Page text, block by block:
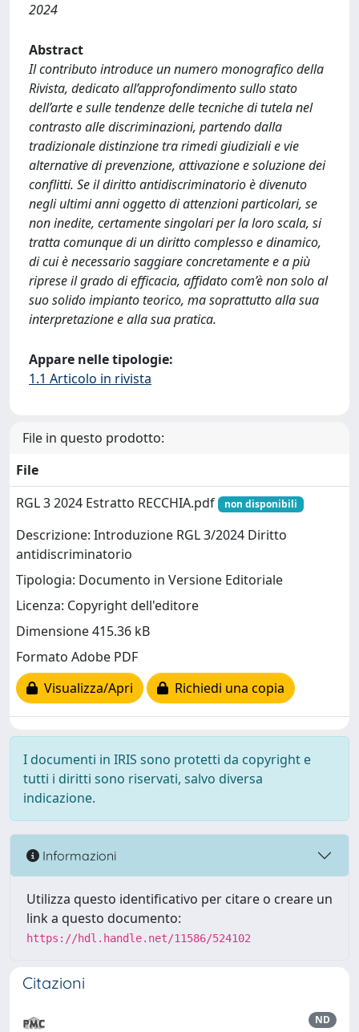
2024
Abstract
Il contributo introduce un numero monografico della
Rivista, dedicato all’approfondimento sullo stato
dell’arte e sulle tendenze delle tecniche di tutela nel
contrasto alle discriminazioni, partendo dalla
tradizionale distinzione tra rimedi giudiziali e vie
alternative di prevenzione, attivazione e soluzione dei
conflitti. Se il diritto antidiscriminatorio è divenuto
negli ultimi anni oggetto di attenzioni particolari, se
non inedite, certamente singolari per la loro scala, si
tratta comunque di un diritto complesso e dinamico,
di cui è necessario saggiare concretamente e a più
riprese il grado di efficacia, affidato com’è non solo al
suo solido impianto teorico, ma soprattutto alla sua
interpretazione e alla sua pratica.
Appare nelle tipologie:
1.1 Articolo in rivista
File in questo prodotto:
File
RGL 3 2024 Estratto RECCHIA.pdf
non disponibili
Descrizione: Introduzione RGL 3/2024 Diritto
antidiscriminatorio
Tipologia: Documento in Versione Editoriale
Licenza: Copyright dell'editore
Dimensione 415.36 kB
Formato Adobe PDF
Visualizza/Apri
Richiedi una copia
I documenti in IRIS sono protetti da copyright e
tutti i diritti sono riservati, salvo diversa
indicazione.
Informazioni
Utilizza questo identificativo per citare o creare un
link a questo documento:
https://hdl.handle.net/11586/524102
Citazioni
ND